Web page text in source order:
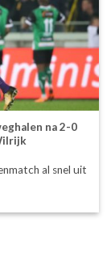
na 2-0
al snel uit